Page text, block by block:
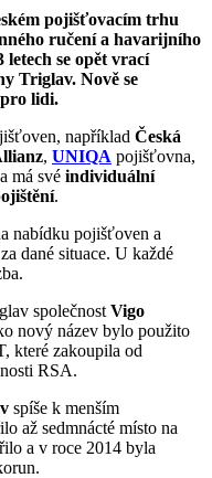
pojišťovacím trhu
ručení a havarijního
letech se opět vrací
Triglav. Nově se
lidi.
například Česká
, UNIQA pojišťovna,
má své individuální
.
nabídku pojišťoven a
dané situace. U každé
společnost Vigo
nový název bylo použito
které zakoupila od
RSA.
spíše k menším
až sedmnácté místo na
a v roce 2014 byla